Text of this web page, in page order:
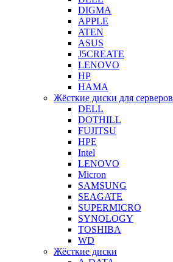
DIGMA
APPLE
ATEN
ASUS
J5CREATE
LENOVO
HP
HAMA
Жёсткие диски для серверов
DELL
DOTHILL
FUJITSU
HPE
Intel
LENOVO
Micron
SAMSUNG
SEAGATE
SUPERMICRO
SYNOLOGY
TOSHIBA
WD
Жёсткие диски